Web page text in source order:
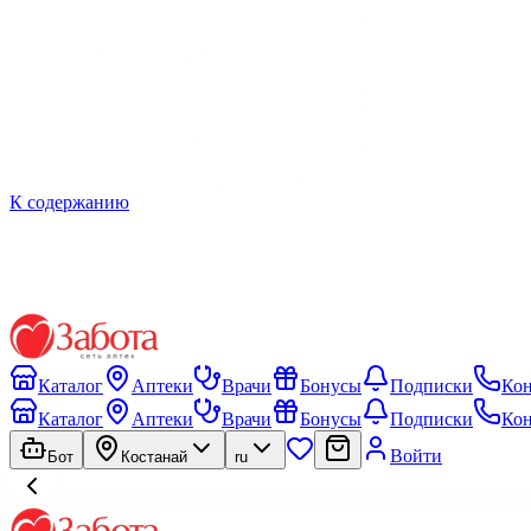
К содержанию
Каталог Аптеки Врачи Бонусы Подписки
Каталог
Аптеки Врачи Бонусы Подписки
Бот Костанай ru Войти